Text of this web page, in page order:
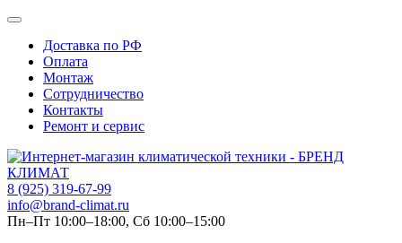
Доставка по РФ
Оплата
Монтаж
Сотрудничество
Контакты
Ремонт и сервис
8 (925) 319-67-99
info@brand-climat.ru
Пн–Пт 10:00–18:00, Сб 10:00–15:00